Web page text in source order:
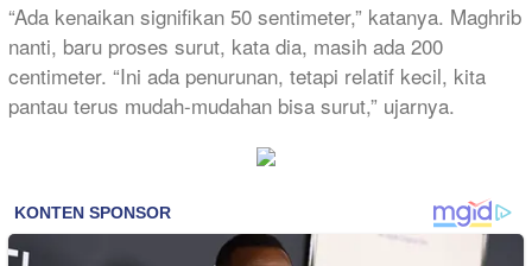
“Ada kenaikan signifikan 50 sentimeter,” katanya. Maghrib
nanti, baru proses surut, kata dia, masih ada 200
centimeter. “Ini ada penurunan, tetapi relatif kecil, kita
pantau terus mudah-mudahan bisa surut,” ujarnya.